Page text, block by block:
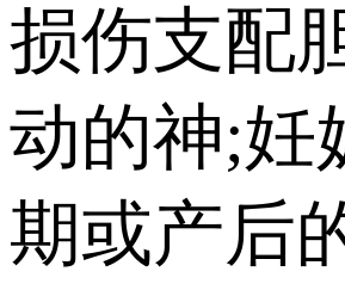
损伤支配
动的神;妊
期或产后